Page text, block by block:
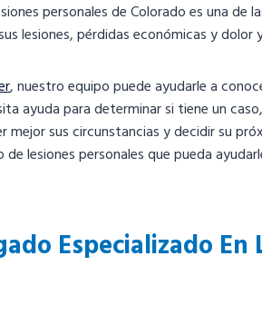
personales de Colorado es una de
lesiones, pérdidas económicas y dolor
, nuestro equipo puede ayudarle a
ayuda para determinar si tiene un
sus circunstancias y decidir su
lesiones personales que pueda
Especializado En